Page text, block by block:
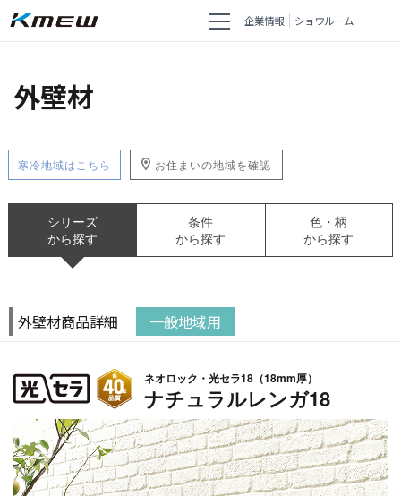
企業情報 ショウルーム
外壁材
寒冷地域はこちら お住まいの地域を確認
シリーズ
から探す
条件
から探す
色・柄
から探す
外壁材商品詳細 一般地域用
ネオロック・光セラ18（18mm厚）
ナチュラルレンガ18